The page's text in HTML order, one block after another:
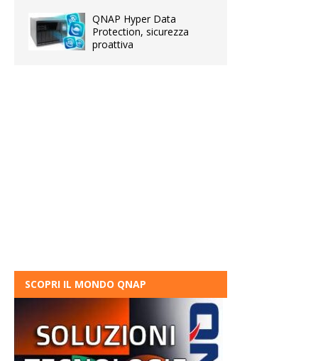
QNAP Hyper Data
Protection, sicurezza
proattiva
SCOPRI IL MONDO QNAP